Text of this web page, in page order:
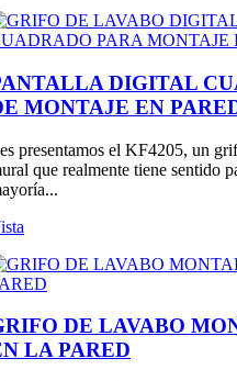
DIGITAL
MONTAJE EN
presentamos el KF4205, un
que realmente tiene sentido
DE LAVABO
LA PARED